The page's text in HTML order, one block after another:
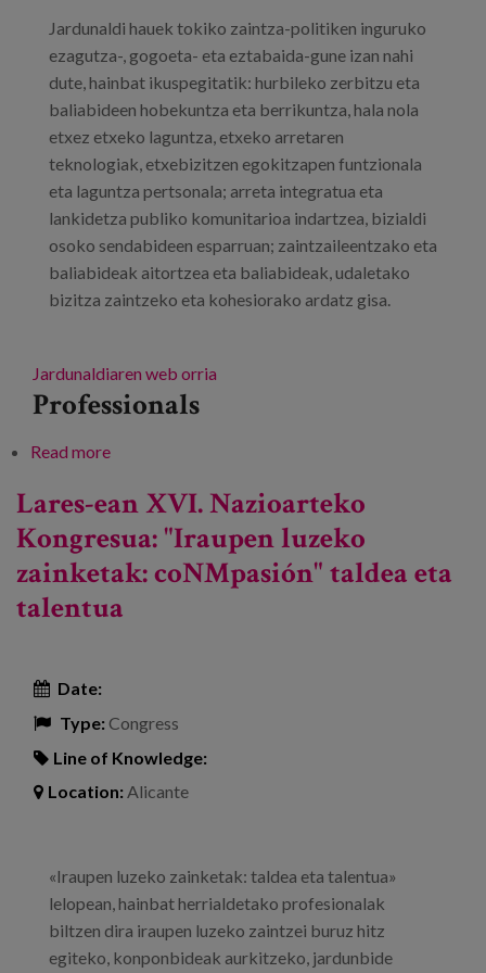
Press
Jardunaldi hauek tokiko zaintza-politiken inguruko
ezagutza-, gogoeta- eta eztabaida-gune izan nahi
dute, hainbat ikuspegitatik: hurbileko zerbitzu eta
baliabideen hobekuntza eta berrikuntza, hala nola
etxez etxeko laguntza, etxeko arretaren
teknologiak, etxebizitzen egokitzapen funtzionala
eta laguntza pertsonala; arreta integratua eta
lankidetza publiko komunitarioa indartzea, bizialdi
osoko sendabideen esparruan; zaintzaileentzako eta
baliabideak aitortzea eta baliabideak, udaletako
bizitza zaintzeko eta kohesiorako ardatz gisa.
Jardunaldiaren web orria
Professionals
Read moreabout Zaintza komunitatean: berrikuntza eta
Lares-ean XVI. Nazioarteko
Kongresua: "Iraupen luzeko
zainketak: coNMpasión" taldea eta
talentua
Date:
Type:Congress
Line of Knowledge:
Location: Alicante
«Iraupen luzeko zainketak: taldea eta talentua»
lelopean, hainbat herrialdetako profesionalak
biltzen dira iraupen luzeko zaintzei buruz hitz
egiteko, konponbideak aurkitzeko, jardunbide